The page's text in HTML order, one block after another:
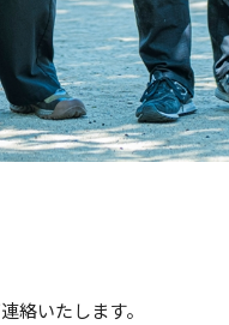
絡いたします。